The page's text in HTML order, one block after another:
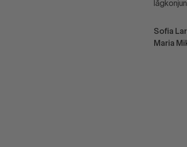
Sofia
Maria